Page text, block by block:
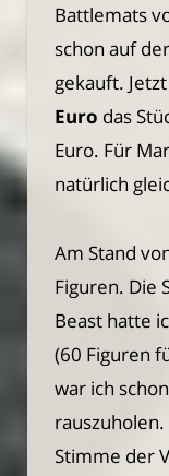
Battlemats
schon auf der
gekauft.
Euro das
Euro. Für
natürlich
Am Stand
Figuren. Die
Beast hatte
(60 Figuren
war ich
Stimme der